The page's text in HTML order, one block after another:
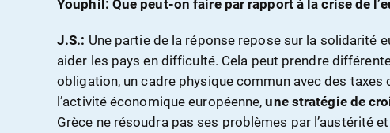
Youphil: Que peut-on faire par rapport à la crise de
J.S.: Une partie de la réponse repose sur la solidarité
aider les pays en difficulté. Cela peut prendre
obligation, un cadre physique commun avec des
l’activité économique européenne, une stratégie de
Grèce ne résoudra pas ses problèmes par l’austérité